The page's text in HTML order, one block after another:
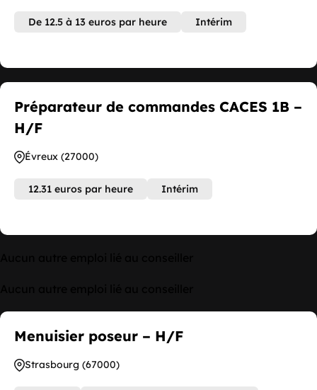
De 12.5 à 13 euros par heure Intérim
Préparateur de commandes CACES 1B –
H/F
Évreux (27000)
12.31 euros par heure Intérim
Menuisier poseur – H/F
Strasbourg (67000)